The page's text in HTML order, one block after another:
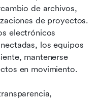
de archivos,
de proyectos.
electrónicos
los equipos
mantenerse
en movimiento.